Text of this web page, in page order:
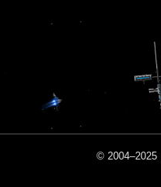
© 2004–2025